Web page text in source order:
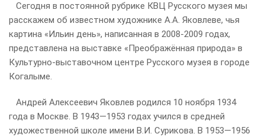
Сегодня в постоянной рубрике КВЦ Русского музея мы
расскажем об известном художнике А.А. Яковлеве, чья
картина «Ильин день», написанная в 2008-2009 годах,
представлена на выставке «Преображённая природа» в
Культурно-выставочном центре Русского музея в городе
Когалыме.
Андрей Алексеевич Яковлев родился 10 ноября 1934
года в Москве. В 1943—1953 годах учился в средней
художественной школе имени В.И. Сурикова. В 1953—1956